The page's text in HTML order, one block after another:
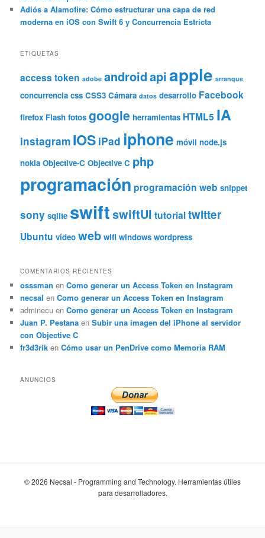
Adiós a Alamofire: Cómo estructurar una capa de red
moderna en iOS con Swift 6 y Concurrencia Estricta
ETIQUETAS
access token adobe androidapiapple arranque
concurrencia css CSS3 Cámara datos desarrollo Facebook
firefox Flash fotos google herramientas HTML5 IA
instagram IOS iPad iphone móvil node.js
nokia Objective-C Objective C php
programación programación web snippet
sony sqlite swiftswiftUI tutorialtwitter
Ubuntu vídeo web wifi windows wordpress
COMENTARIOS RECIENTES
osssman enComo generar un Access Token en Instagram
necsal enComo generar un Access Token en Instagram
adminecu enComo generar un Access Token en Instagram
Juan P. Pestana enSubir una imagen del iPhone al servidor
con Objective C
fr3d3rik enCómo usar un PenDrive como Memoria RAM
ANUNCIOS
© 2026 Necsal - Programming and Technology. Herramientas útiles
para desarrolladores.